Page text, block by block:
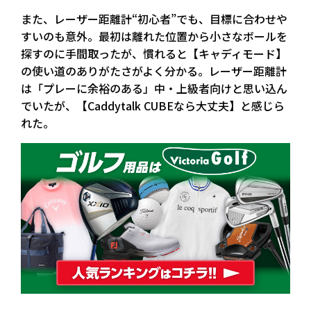
また、レーザー距離計“初心者”でも、目標に合わせや
すいのも意外。最初は離れた位置から小さなボールを
探すのに手間取ったが、慣れると【キャディモード】
の使い道のありがたさがよく分かる。レーザー距離計
は「プレーに余裕のある」中・上級者向けと思い込ん
でいたが、【Caddytalk CUBEなら大丈夫】と感じら
れた。